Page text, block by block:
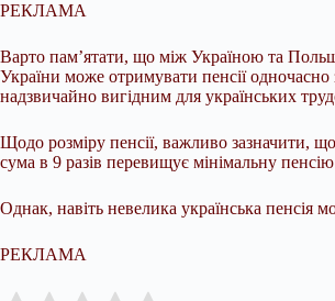
РЕКЛАМА
Варто пам’ятати, що між Україною та
України може отримувати пенсії
надзвичайно вигідним для українських
Щодо розміру пенсії, важливо зазначити,
сума в 9 разів перевищує мінімальну
Однак, навіть невелика українська пенсія
РЕКЛАМА